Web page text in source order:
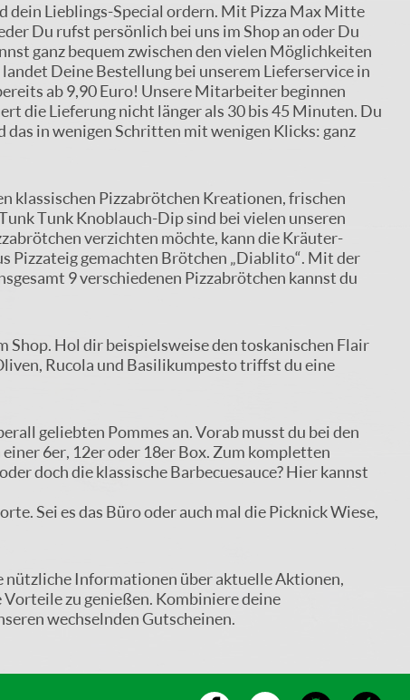
dein Lieblings-Special ordern. Mit Pizza Max Mitte
Du rufst persönlich bei uns im Shop an oder Du
ganz bequem zwischen den vielen Möglichkeiten
Deine Bestellung bei unserem Lieferservice in
ab 9,90 Euro! Unsere Mitarbeiter beginnen
die Lieferung nicht länger als 30 bis 45 Minuten. Du
das in wenigen Schritten mit wenigen Klicks: ganz
klassischen Pizzabrötchen Kreationen, frischen
Tunk Knoblauch-Dip sind bei vielen unseren
verzichten möchte, kann die Kräuter-
Pizzateig gemachten Brötchen „Diablito“. Mit der
9 verschiedenen Pizzabrötchen kannst du
Shop. Hol dir beispielsweise den toskanischen Flair
Rucola und Basilikumpesto triffst du eine
geliebten Pommes an. Vorab musst du bei den
6er, 12er oder 18er Box. Zum kompletten
doch die klassische Barbecuesauce? Hier kannst
Sei es das Büro oder auch mal die Picknick Wiese,
nützliche Informationen über aktuelle Aktionen,
zu genießen. Kombiniere deine
wechselnden Gutscheinen.